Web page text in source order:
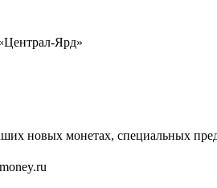
Ярд»
новых монетах, специальных